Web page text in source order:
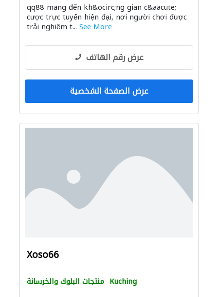
qq88 mang đến kh&ocirc;ng gian c&aacute;
cược trực tuyến hiện đại, nơi người chơi được
trải nghiệm t... See More
عرض رقم الهاتف
عرض الصفحة الشخصية
Xoso66
منتجات البلوك والخرسانة Kuching